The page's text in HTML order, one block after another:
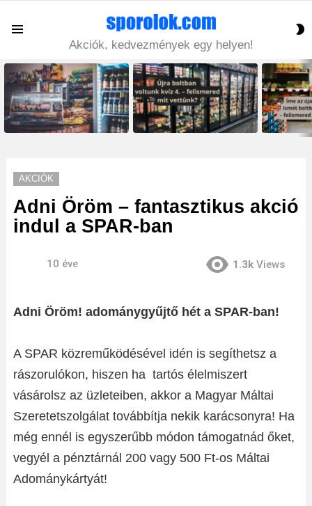
Akciók, kedvezmények egy helyen!
LATEST
STORIES
AKCIÓK
Adni Öröm – fantasztikus akció
indul a SPAR-ban
10 éve 1.3k Views
Adni Öröm! adománygyűjtő hét a SPAR-ban!
A SPAR közreműködésével idén is segíthetsz a
rászorulókon, hiszen ha tartós élelmiszert
vásárolsz az üzleteiben, akkor a Magyar Máltai
Szeretetszolgálat továbbítja nekik karácsonyra! Ha
még ennél is egyszerűbb módon támogatnád őket,
vegyél a pénztárnál 200 vagy 500 Ft-os Máltai
Adománykártyát!